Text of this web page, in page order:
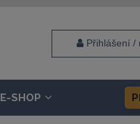
Přihlášení /
E-SHOP